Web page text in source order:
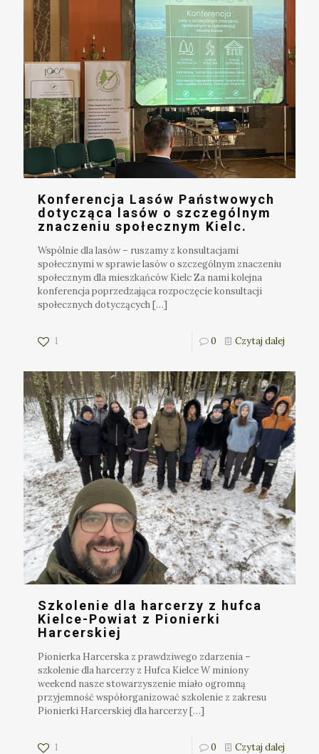
Konferencja Lasów Państwowych
dotycząca lasów o szczególnym
znaczeniu społecznym Kielc.
Wspólnie dla lasów – ruszamy z konsultacjami
społecznymi w sprawie lasów o szczególnym znaczeniu
społecznym dla mieszkańców Kielc Za nami kolejna
konferencja poprzedzająca rozpoczęcie konsultacji
społecznych dotyczących[…]
1 0 Czytaj dalej
Szkolenie dla harcerzy z hufca
Kielce-Powiat z Pionierki
Harcerskiej
Pionierka Harcerska z prawdziwego zdarzenia –
szkolenie dla harcerzy z Hufca Kielce W miniony
weekend nasze stowarzyszenie miało ogromną
przyjemność współorganizować szkolenie z zakresu
Pionierki Harcerskiej dla harcerzy[…]
1 0 Czytaj dalej